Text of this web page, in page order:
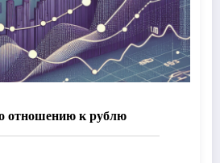
отношению к рублю